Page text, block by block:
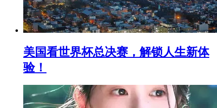
美国看世界杯总决赛，解锁人生新体
验！